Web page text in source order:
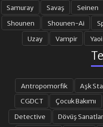
Samuray
Savaş Seinen
Shounen
Shounen-Ai
Uzay
Vampir Yaoi
Antropomorfik Aşk
CGDCT
Çocuk Bakımı
Detective
Dövüş